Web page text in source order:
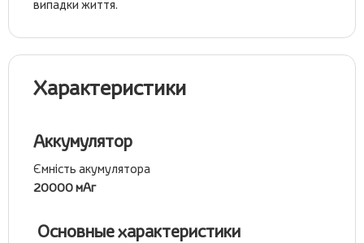
випадки життя.
Характеристики
Аккумулятор
Ємність акумулятора
20000 мАг
Основные характеристики